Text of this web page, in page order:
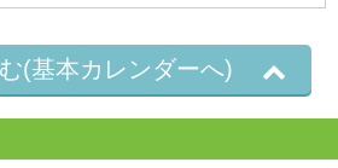
(基本カレンダーへ)